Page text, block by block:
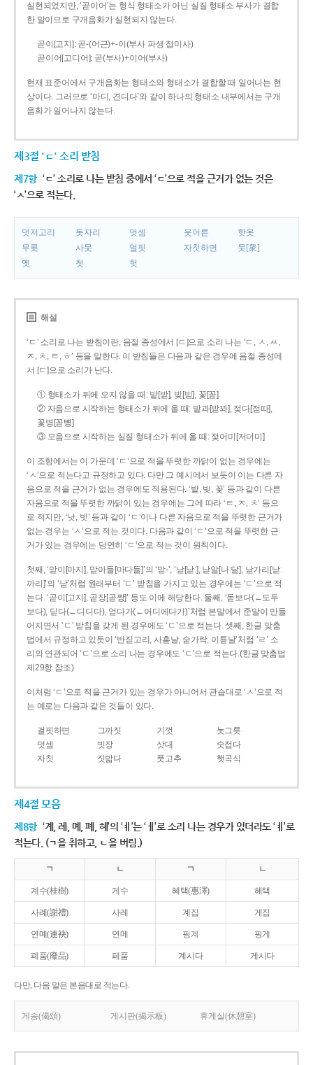
실현되었지만, ‘곧이어’는 형식 형태소가 아닌 실질 형태소 부사가 결합
한 말이므로 구개음화가 실현되지 않는다.
곧이[고지]: 곧-­(어근)+­-이(부사 파생 접미사)
곧이어[고디어]: 곧(부사)+이어(부사)
현재 표준어에서 구개음화는 형태소와 형태소가 결합할 때 일어나는 현
상이다. 그러므로 ‘마디, 견디다’와 같이 하나의 형태소 내부에서는 구개
음화가 일어나지 않는다.
제3절 'ㄷ' 소리 받침
제7항 ‘ㄷ’ 소리로 나는 받침 중에서 ‘ㄷ’으로 적을 근거가 없는 것은
‘ㅅ’으로 적는다.
덧저고리 돗자리 엇셈 웃어른
핫옷
무릇
사뭇 얼핏 자칫하면
뭇[衆]
옛
첫 헛
해설
‘ㄷ’ 소리로 나는 받침이란, 음절 종성에서 [ㄷ]으로 소리 나는 ‘ㄷ, ㅅ, ㅆ,
ㅈ, ㅊ, ㅌ, ㅎ’ 등을 말한다. 이 받침들은 다음과 같은 경우에 음절 종성에
서 [ㄷ]으로 소리가 난다.
① 형태소가 뒤에 오지 않을 때: 밭[받], 빚[빋], 꽃[꼳]
② 자음으로 시작하는 형태소가 뒤에 올 때: 밭과[받꽈], 젖다[젇따],
꽃병[꼳뼝]
③ 모음으로 시작하는 실질 형태소가 뒤에 올 때: 젖어미[저더미]
이 조항에서는 이 가운데 ‘ㄷ’으로 적을 뚜렷한 까닭이 없는 경우에는
‘ㅅ’으로 적는다고 규정하고 있다. 다만 그 예시에서 보듯이 이는 다른 자
음으로 적을 근거가 없는 경우에도 적용된다. ‘밭, 빚, 꽃’ 등과 같이 다른
자음으로 적을 뚜렷한 까닭이 있는 경우에는 그에 따라 ‘ㅌ, ㅈ, ㅊ’ 등으
로 적지만, ‘낫, 빗’ 등과 같이 ‘ㄷ’이나 다른 자음으로 적을 뚜렷한 근거가
없는 경우는 ‘ㅅ’으로 적는 것이다. 다음과 같이 ‘ㄷ’으로 적을 뚜렷한 근
거가 있는 경우에는 당연히 ‘ㄷ’으로 적는 것이 원칙이다.
첫째, ‘맏이[마지], 맏아들[마다들]’의 ‘맏-’, ‘낟[낟ː], 낟알[나ː달], 낟가리[낟ː
까리]’의 ‘낟’처럼 원래부터 ‘ㄷ’ 받침을 가지고 있는 경우에는 ‘ㄷ’으로 적
는다. ‘곧이[고지], 곧장[곧짱]’ 등도 이에 해당한다. 둘째, ‘돋보다(←도두
보다), 딛다(←디디다), 얻다가(←어디에다가)’처럼 본말에서 준말이 만들
어지면서 ‘ㄷ’ 받침을 갖게 된 경우에도 ‘ㄷ’으로 적는다. 셋째, 한글 맞춤
법에서 규정하고 있듯이 ‘반짇고리, 사흗날, 숟가락, 이튿날’처럼 ‘ㄹ’ 소
리와 연관되어 ‘ㄷ’으로 소리 나는 경우에도 ‘ㄷ’으로 적는다.(한글 맞춤법
제29항 참조)
이처럼 ‘ㄷ’으로 적을 근거가 있는 경우가 아니어서 관습대로 ‘ㅅ’으로 적
는 예로는 다음과 같은 것들이 있다.
걸핏하면 그까짓 기껏
놋그릇
덧셈
빗장 삿대
숫접다
자칫
짓밟다 풋고추 햇곡식
제4절 모음
제8항 ‘계, 례, 몌, 폐, 혜’의 ‘ㅖ’는 ‘ㅔ’로 소리 나는 경우가 있더라도 ‘ㅖ’로
적는다. (ㄱ을 취하고, ㄴ을 버림.)
ㄱ ㄴ ㄱ ㄴ
계수(桂樹) 게수 혜택(惠澤) 헤택
사례(謝禮) 사레 계집 게집
연몌(連袂) 연메 핑계 핑게
폐품(廢品) 페품 계시다 게시다
다만, 다음 말은 본음대로 적는다.
게송(偈頌) 게시판(揭示板) 휴게실(休憩室)